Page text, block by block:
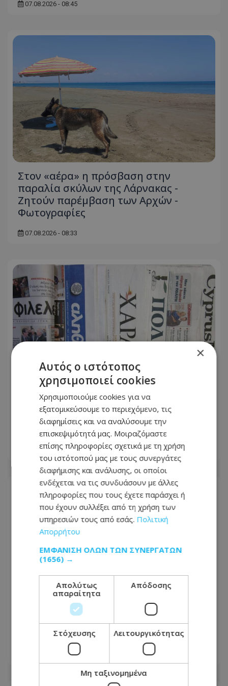
07.08.2026 - 08:45
Στον «αέρα» η πρόσβαση στην
παραλία σκύλων της Λάρνακας -
Ζητούν παρέμβαση των Αρχών -
Φωτογραφίες
07.08.2026 - 08:33
Πρωτοσέλιδα εφημερίδων: Τι
γράφουν σήμερα Παρασκευή 7
Αυγούστου
07.08.2026 - 08:12
Πένθος στο ΑΚΕΛ: Βαθιά θλίψη για τον
Αντρέα Νικολάου Ρίγκο - Φωτογραφία
07.08.2026 - 08:08
×
Αυτός ο ιστότοπος
χρησιμοποιεί cookies
Χρησιμοποιούμε cookies για να
εξατομικεύσουμε το περιεχόμενο, τις
διαφημίσεις και να αναλύσουμε την
επισκεψιμότητά μας. Μοιραζόμαστε
επίσης πληροφορίες σχετικά με τη χρήση
του ιστότοπού μας με τους συνεργάτες
διαφήμισης και ανάλυσης, οι οποίοι
ενδέχεται να τις συνδυάσουν με άλλες
πληροφορίες που τους έχετε παράσχει ή
που έχουν συλλέξει από τη χρήση των
υπηρεσιών τους από εσάς. Πολιτική
Απορρήτου
ΕΜΦΆΝΙΣΗ ΌΛΩΝ ΤΩΝ ΣΥΝΕΡΓΑΤΏΝ
(1656) →
Απολύτως
απαραίτητα
Απόδοσης
Στόχευσης Λειτουργικότητας
Μη ταξινομημένα